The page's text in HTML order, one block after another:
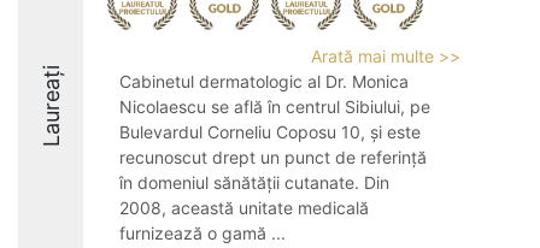
Laureați
Arată mai multe >>
Cabinetul dermatologic al Dr. Monica
Nicolaescu se află în centrul Sibiului, pe
Bulevardul Corneliu Coposu 10, și este
recunoscut drept un punct de referință
în domeniul sănătății cutanate. Din
2008, această unitate medicală
furnizează o gamă ...